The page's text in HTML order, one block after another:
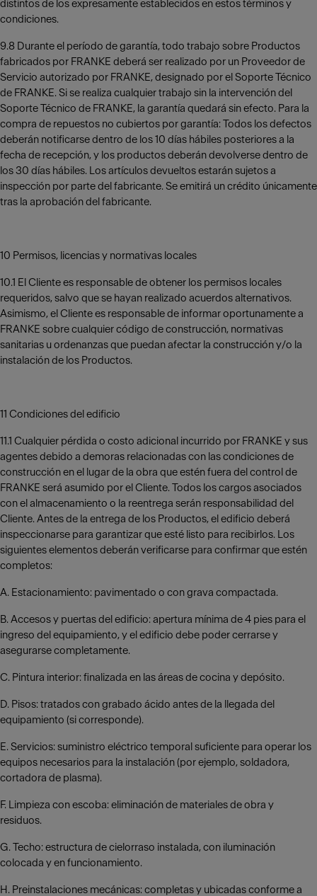
distintos de los expresamente establecidos en estos términos y
condiciones.
9.8 Durante el período de garantía, todo trabajo sobre Productos
fabricados por FRANKE deberá ser realizado por un Proveedor de
Servicio autorizado por FRANKE, designado por el Soporte Técnico
de FRANKE. Si se realiza cualquier trabajo sin la intervención del
Soporte Técnico de FRANKE, la garantía quedará sin efecto. Para la
compra de repuestos no cubiertos por garantía: Todos los defectos
deberán notificarse dentro de los 10 días hábiles posteriores a la
fecha de recepción, y los productos deberán devolverse dentro de
los 30 días hábiles. Los artículos devueltos estarán sujetos a
inspección por parte del fabricante. Se emitirá un crédito únicamente
tras la aprobación del fabricante.
10 Permisos, licencias y normativas locales
10.1 El Cliente es responsable de obtener los permisos locales
requeridos, salvo que se hayan realizado acuerdos alternativos.
Asimismo, el Cliente es responsable de informar oportunamente a
FRANKE sobre cualquier código de construcción, normativas
sanitarias u ordenanzas que puedan afectar la construcción y/o la
instalación de los Productos.
11 Condiciones del edificio
11.1 Cualquier pérdida o costo adicional incurrido por FRANKE y sus
agentes debido a demoras relacionadas con las condiciones de
construcción en el lugar de la obra que estén fuera del control de
FRANKE será asumido por el Cliente. Todos los cargos asociados
con el almacenamiento o la reentrega serán responsabilidad del
Cliente. Antes de la entrega de los Productos, el edificio deberá
inspeccionarse para garantizar que esté listo para recibirlos. Los
siguientes elementos deberán verificarse para confirmar que estén
completos:
A. Estacionamiento: pavimentado o con grava compactada.
B. Accesos y puertas del edificio: apertura mínima de 4 pies para el
ingreso del equipamiento, y el edificio debe poder cerrarse y
asegurarse completamente.
C. Pintura interior: finalizada en las áreas de cocina y depósito.
D. Pisos: tratados con grabado ácido antes de la llegada del
equipamiento (si corresponde).
E. Servicios: suministro eléctrico temporal suficiente para operar los
equipos necesarios para la instalación (por ejemplo, soldadora,
cortadora de plasma).
F. Limpieza con escoba: eliminación de materiales de obra y
residuos.
G. Techo: estructura de cielorraso instalada, con iluminación
colocada y en funcionamiento.
H. Preinstalaciones mecánicas: completas y ubicadas conforme a